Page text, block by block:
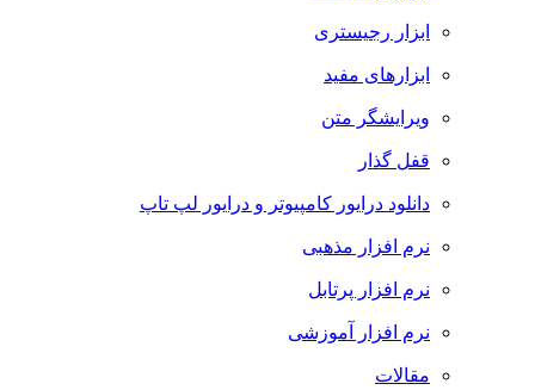
ابزار رجیستری
ابزارهای مفید
ویرایشگر متن
قفل گذار
دانلود درایور کامپیوتر و درایور لپ تاپ
نرم افزار مذهبی
نرم افزار پرتابل
نرم افزار آموزشی
مقالات